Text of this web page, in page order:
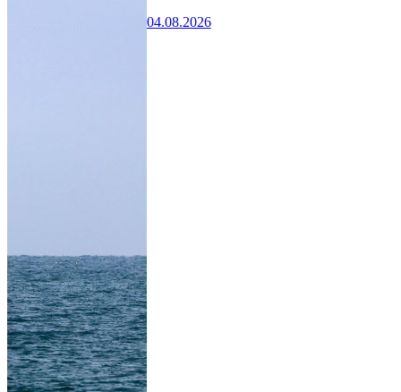
04.08.2026